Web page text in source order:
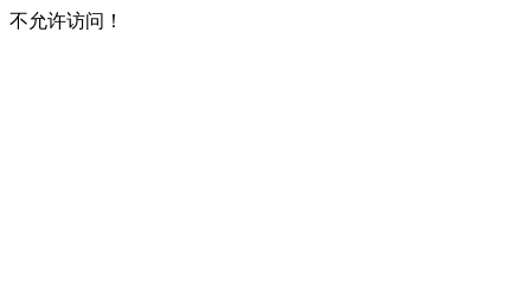
不允许访问！